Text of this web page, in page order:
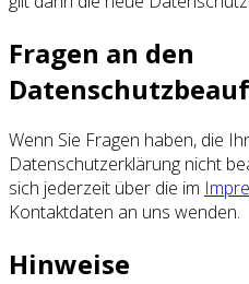
Fragen an den
Wenn Sie Fragen haben, die
Datenschutzerklärung nicht
sich jederzeit über die im
Kontaktdaten an uns wenden.
Hinweise